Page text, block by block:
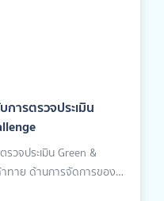
ารตรวจประเมิน
วจประเมิน Green &
ทาย ด้านการจัดการของ